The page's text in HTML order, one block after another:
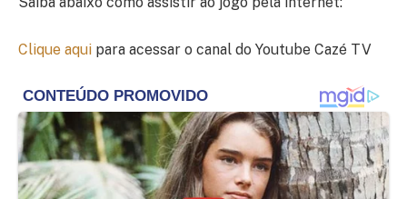
Clique aqui para acessar o canal do Youtube Cazé TV